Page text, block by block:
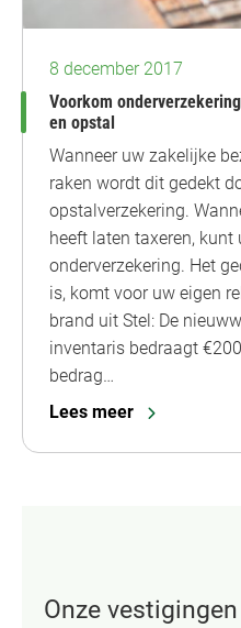
8 december 2017
Voorkom
en opstal
Wanneer uw zakelijke
raken wordt dit gedekt
opstalverzekering.
heeft laten taxeren,
onderverzekering. Het
is, komt voor uw eigen
brand uit Stel: De
inventaris bedraagt
bedrag…
Lees meer
Onze